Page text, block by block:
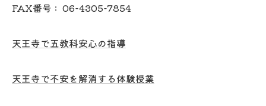
FAX番号 : 06-4305-7854
天王寺で五教科安心の指導
天王寺で不安を解消する体験授業